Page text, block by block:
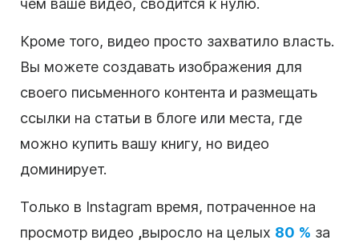
Кроме того, видео просто захватило власть.
Вы можете создавать изображения для
своего письменного контента и размещать
ссылки на статьи в блоге или места, где
можно купить вашу книгу, но видео
доминирует.
Только в Instagram время, потраченное на
просмотр видео ,выросло на целых 80 % за